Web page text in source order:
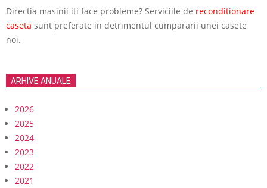
Directia masinii iti face probleme? Serviciile de reconditionare
caseta sunt preferate in detrimentul cumpararii unei casete
noi.
ARHIVE ANUALE
2026
2025
2024
2023
2022
2021